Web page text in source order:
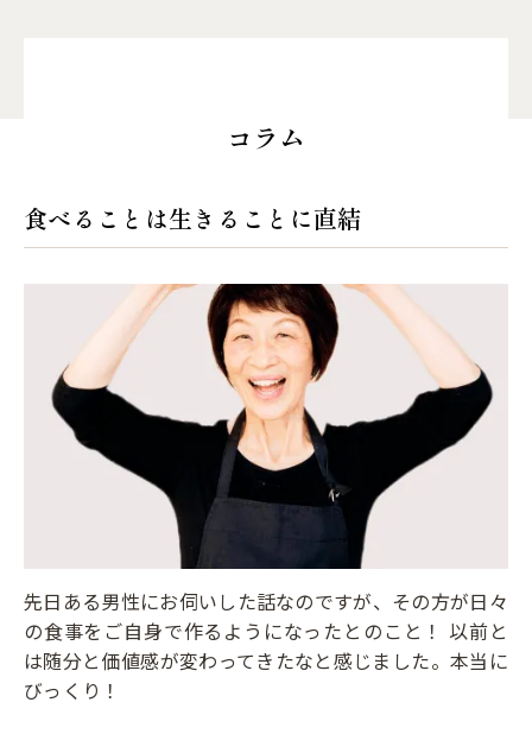
コラム
食べることは生きることに直結
先日ある男性にお伺いした話なのですが、その方が日々
の食事をご自身で作るようになったとのこと！ 以前と
は随分と価値感が変わってきたなと感じました。本当に
びっくり！